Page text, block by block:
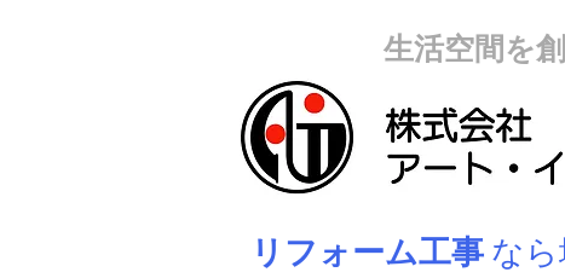
生活空間を
リフォーム工事な